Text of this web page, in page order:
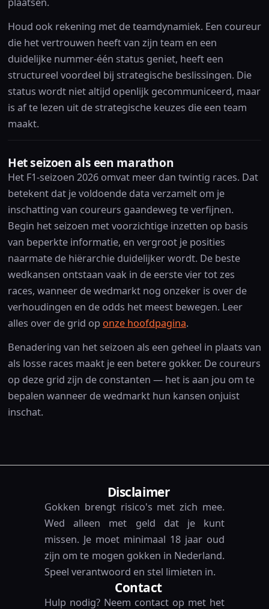
Houd ook rekening met de teamdynamiek. Een coureur
die het vertrouwen heeft van zijn team en een
duidelijke nummer-één status geniet, heeft een
structureel voordeel bij strategische beslissingen. Die
status wordt niet altijd openlijk gecommuniceerd, maar
is af te lezen uit de strategische keuzes die een team
maakt.
Het seizoen als een marathon
Het F1-seizoen 2026 omvat meer dan twintig races. Dat
betekent dat je voldoende data verzamelt om je
inschatting van coureurs gaandeweg te verfijnen.
Begin het seizoen met voorzichtige inzetten op basis
van beperkte informatie, en vergroot je posities
naarmate de hiërarchie duidelijker wordt. De beste
wedkansen ontstaan vaak in de eerste vier tot zes
races, wanneer de wedmarkt nog onzeker is over de
verhoudingen en de odds het meest bewegen. Leer
alles over de grid op onze hoofdpagina.
Benadering van het seizoen als een geheel in plaats van
als losse races maakt je een betere gokker. De coureurs
op deze grid zijn de constanten — het is aan jou om te
bepalen wanneer de wedmarkt hun kansen onjuist
inschat.
Disclaimer
Gokken brengt risico's met zich mee.
Wed alleen met geld dat je kunt
missen. Je moet minimaal 18 jaar oud
zijn om te mogen gokken in Nederland.
Speel verantwoord en stel limieten in.
Contact
Hulp nodig? Neem contact op met het